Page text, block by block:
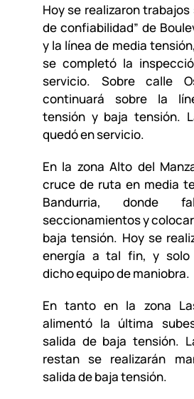
Hoy se realizaron trabajos
de confiabilidad” de
y la línea de media
se completó la
servicio. Sobre calle
continuará sobre la
tensión y baja tensión.
quedó en servicio.
En la zona Alto del
cruce de ruta en media
Bandurria, donde
seccionamientos y
baja tensión. Hoy se
energía a tal fin, y solo
dicho equipo de maniobra.
En tanto en la zona
alimentó la última
salida de baja tensión.
restan se realizarán
salida de baja tensión.